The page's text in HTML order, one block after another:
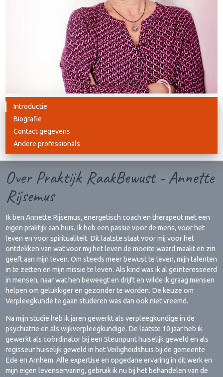
Introductie
Biografie
Contact gegevens
Andere professionals
Over Praktijk RaakBewust - Annette
Rijsemus
Ik ben Annette Rijsemus, energetisch coach en therapeut met een
eigen praktijk aan huis. Ik heb een passie voor de mens, voor het
leven en voor spiritualiteit. Dit laatste staat voor mij voor het
ontdekken van wat voor mij het leven de moeite waard maakt en zin
geeft aan mijn leven. Om steeds meer bewust te leven, mijn talenten
in te zetten en mijn missie te leven. Als kind was ik al geïnteresseerd
in mensen, naar wat hen beweegt en drijft en wilde ik graag mensen
helpen om gelukkiger en gezonder te worden. De keuze om
Verpleegkunde te gaan studeren was dan ook niet vreemd.
Na mijn studie heb ik jaren gewerkt als verpleegkundige in de
psychiatrie en als wijkverpleegkundige. De laatste 10 jaar heb ik
gewerkt als coördinator bij een Steunpunt huiselijk geweld en als
regisseur huiselijk geweld in het Veiligheidshuis bij de gemeente
Ede en Arnhem. Alle expertise en opgedane ervaring in dit werk en
mijn eigen levenservaring, gebruik ik nu bij het behandelen van de